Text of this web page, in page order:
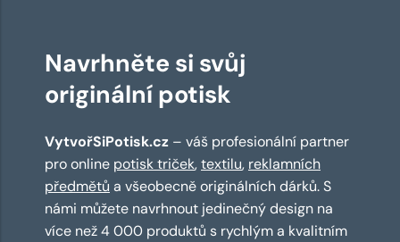
Navrhněte si svůj
originální potisk
VytvořSiPotisk.cz – váš profesionální partner
pro online potisk triček,textilu, reklamních
předmětů a všeobecně originálních dárků. S
námi můžete navrhnout jedinečný design na
více než 4 000 produktů s rychlým a kvalitním